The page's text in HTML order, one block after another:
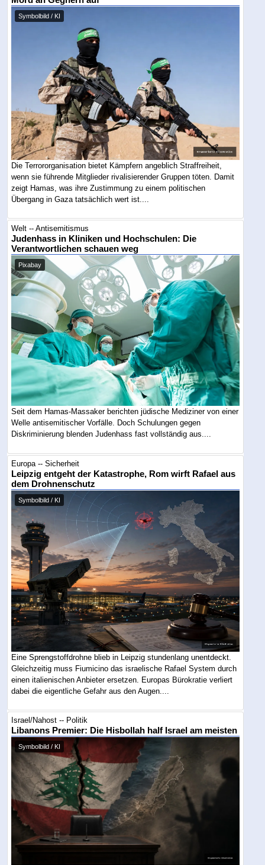
Symbolbild / KI
Die Terrororganisation bietet Kämpfern angeblich Straffreiheit,
wenn sie führende Mitglieder rivalisierender Gruppen töten. Damit
zeigt Hamas, was ihre Zustimmung zu einem politischen
Übergang in Gaza tatsächlich wert ist....
Welt -- Antisemitismus
Judenhass in Kliniken und Hochschulen: Die
Verantwortlichen schauen weg
Pixabay
Seit dem Hamas-Massaker berichten jüdische Mediziner von einer
Welle antisemitischer Vorfälle. Doch Schulungen gegen
Diskriminierung blenden Judenhass fast vollständig aus....
Europa -- Sicherheit
Leipzig entgeht der Katastrophe, Rom wirft Rafael aus
dem Drohnenschutz
Symbolbild / KI
Eine Sprengstoffdrohne blieb in Leipzig stundenlang unentdeckt.
Gleichzeitig muss Fiumicino das israelische Rafael System durch
einen italienischen Anbieter ersetzen. Europas Bürokratie verliert
dabei die eigentliche Gefahr aus den Augen....
Israel/Nahost -- Politik
Libanons Premier: Die Hisbollah half Israel am meisten
Symbolbild / KI